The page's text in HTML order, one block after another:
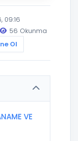
09:16
56 Okunma
Ol
VE